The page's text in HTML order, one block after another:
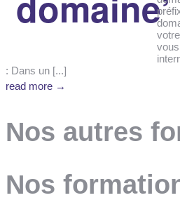
: Dans un [...]
read more →
Nos autres
Nos